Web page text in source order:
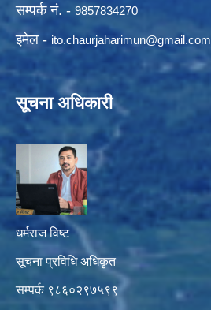
सम्पर्क नं. - 9857834270
इमेल - ito.chaurjaharimun@gmail.com
सूचना अधिकारी
धर्मराज विष्ट
सूचना प्रविधि अधिकृत
सम्पर्क ९८६०२९७५९९